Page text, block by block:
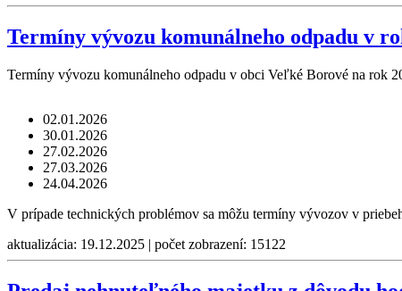
Termíny vývozu komunálneho odpadu v
Termíny vývozu komunálneho odpadu v obci Veľké Borové na rok
02.01.2026
30.01.2026
27.02.2026
27.03.2026
24.04.2026
V prípade technických problémov sa môžu termíny vývozov v
aktualizácia: 19.12.2025 | počet zobrazení: 15122